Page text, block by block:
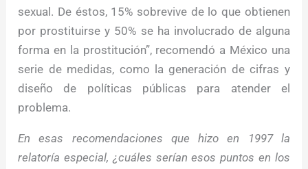
sexual. De éstos, 15% sobrevive de lo que obtienen
por prostituirse y 50% se ha involucrado de alguna
forma en la prostitución”, recomendó a México una
serie de medidas, como la generación de cifras y
diseño de políticas públicas para atender el
problema.
En esas recomendaciones que hizo en 1997 la
relatoría especial, ¿cuáles serían esos puntos en los